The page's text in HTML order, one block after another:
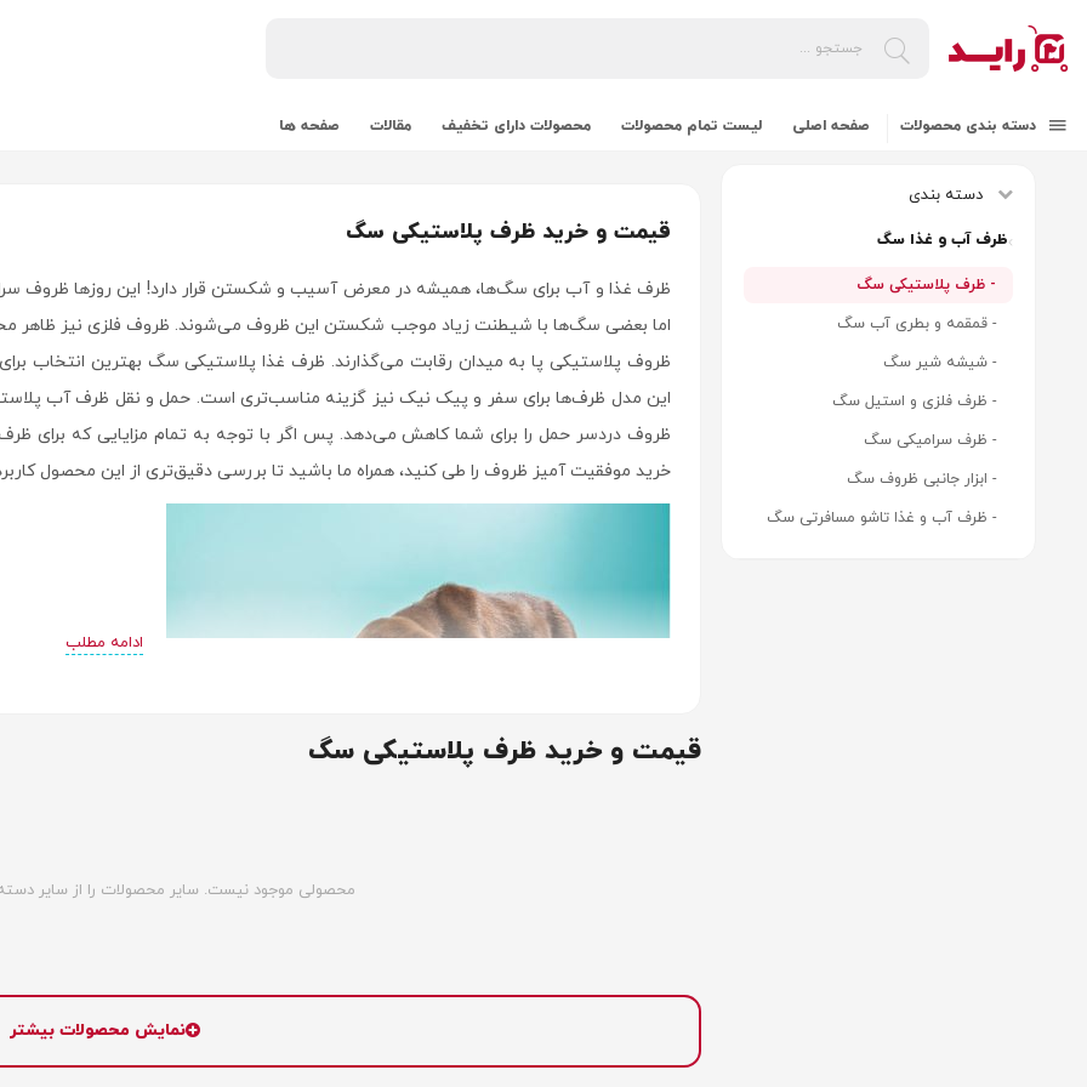
دسته بندی محصولات صفحه اصلی لیست تمام محصولات محصولات دارای تخفیف مقالات صفحه ها
دسته بندی
ظرف آب و غذا سگ
- ظرف پلاستیکی سگ
- قمقمه و بطری آب سگ
- شیشه شیر سگ
- ظرف فلزی و استیل سگ
- ظرف سرامیکی سگ
- ابزار جانبی ظروف سگ
- ظرف آب و غذا تاشو مسافرتی سگ
قیمت و خرید ظرف پلاستیکی سگ
ظرف غذا و آب برای سگ‌ها، همیشه در معرض آسیب و شکستن قرار دارد! این روزها ظروف
اما بعضی سگ‌ها با شیطنت زیاد موجب شکستن این ظروف می‌شوند. ظروف فلزی نیز ظاهر
ظروف پلاستیکی پا به میدان رقابت می‌گذارند. ظرف غذا پلاستیکی سگ بهترین انتخاب
این مدل ظرف‌ها برای سفر و پیک نیک نیز گزینه مناسب‌تری است. حمل و نقل ظرف آب
ظروف دردسر حمل را برای شما کاهش می‌دهد. پس اگر با توجه به تمام مزایایی که برای
خرید موفقیت آمیز ظروف را طی کنید، همراه ما باشید تا بررسی دقیق‌تری از این محصول
از پلاستیک مرغوب که هیچ آسیبی به سلامت پت وارد نکند، اصلی‌ترین مشخصه این
گوناگونی تولید می‌شود تا برای سگ‌های مختلف با هر نیاز و سلیقه‌ای از سوی سرپرست
سگ، طوری طراحی شده اند که دارای پستی و بلندی هستند تا سگ‌ها آرام تر غذا بخورند.
ادامه مطلب
قیمت و خرید ظرف پلاستیکی سگ
محصولی موجود نیست. سایر محصولات را از سایر
نمایش محصولات بیشتر